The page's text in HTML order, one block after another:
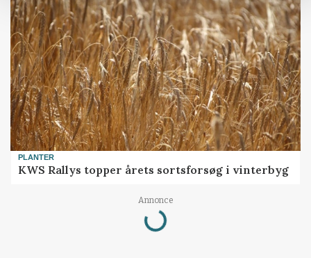
PLANTER
KWS Rallys topper årets sortsforsøg i vinterbyg
Annonce
Loading...